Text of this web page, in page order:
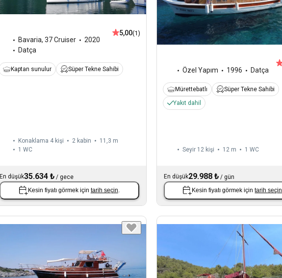
Bavaria, 37 Cruiser
2020
Datça
5,00(1)
Kaptan sunulur Süper Tekne Sahibi
Konaklama 4 kişi 2 kabin
11,3 m
1 WC
En düşük35.634 ₺ / gece
Kesin fiyatı görmek için tarih seçin.
Özel Yapım 1996 Datça
Mürettebatlı
Süper Tekne Sahibi
Yakıt dahil
Seyir 12 kişi 12 m 1 WC
En düşük29.988 ₺/ gün
Kesin fiyatı görmek içintarih seçin